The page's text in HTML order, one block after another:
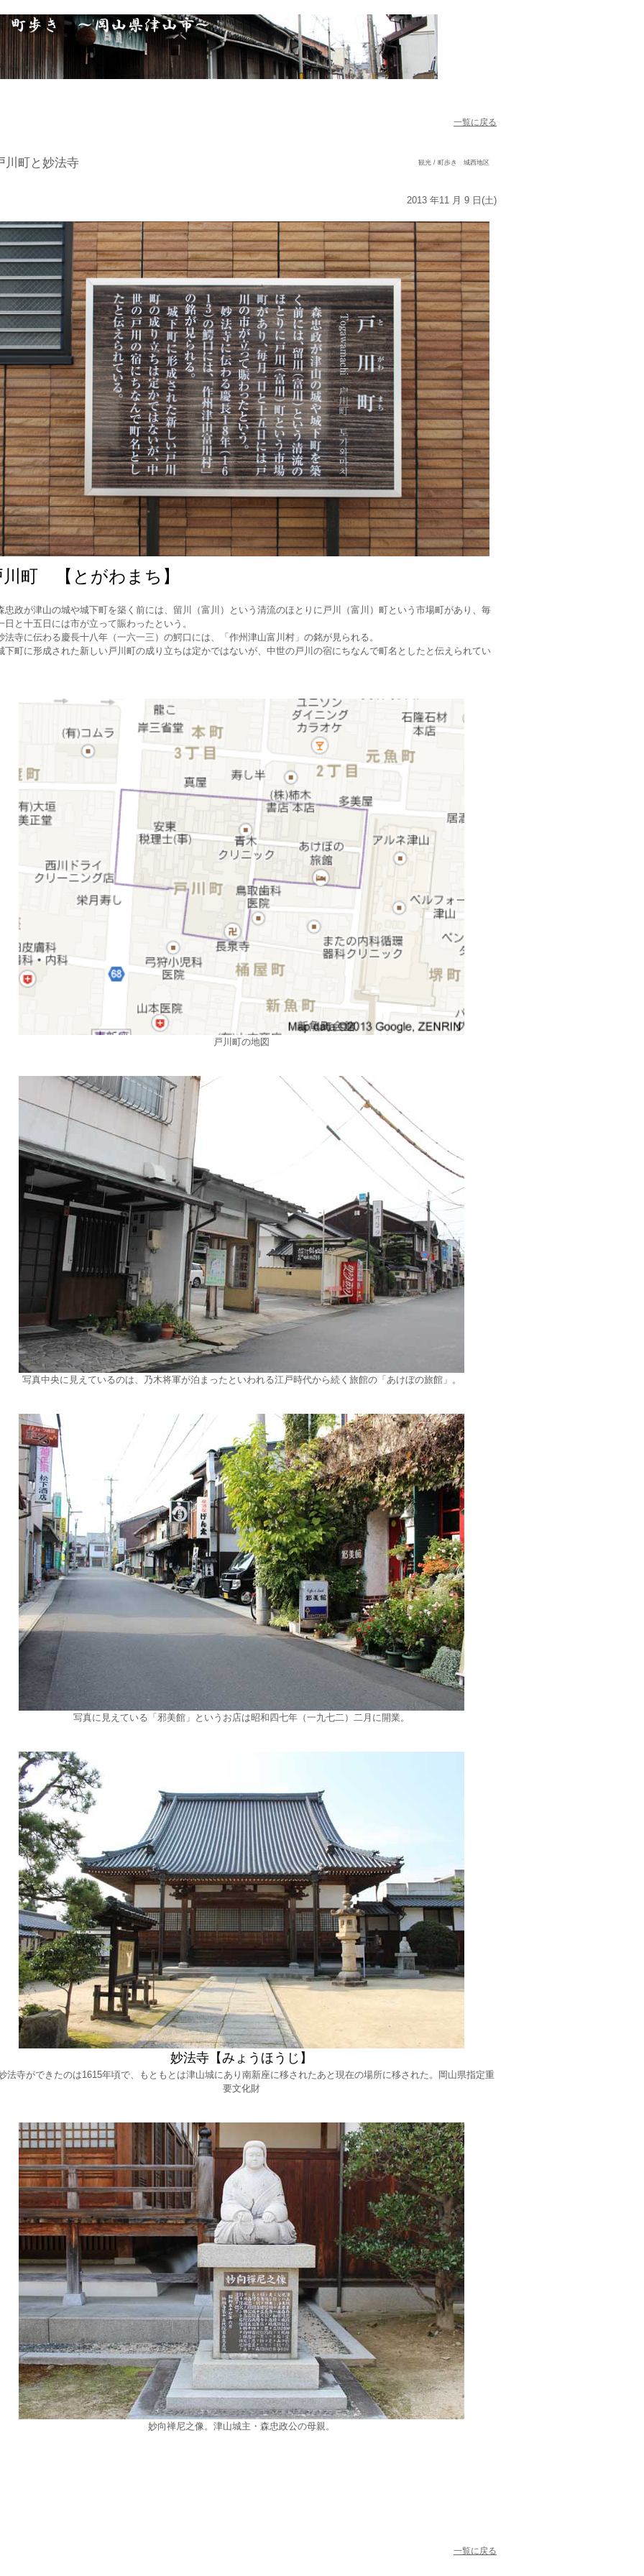
一覧に戻る
川町と妙法寺 観光 / 町歩き 城西地区
2013 年11 月 9 日(土)
川町 【とがわまち】
政が津山の城や城下町を築く前には、留川（富川）という清流のほとりに戸川（富川）町という市場町があり、毎
日と十五日には市が立って賑わったという。
寺に伝わる慶長十八年（一六一三）の鰐口には、「作州津山富川村」の銘が見られる。
町に形成された新しい戸川町の成り立ちは定かではないが、中世の戸川の宿にちなんで町名としたと伝えられてい
戸川町の地図
写真中央に見えているのは、乃木将軍が泊まったといわれる江戸時代から続く旅館の「あけぼの旅館」。
写真に見えている「邪美館」というお店は昭和四七年（一九七二）二月に開業。
妙法寺【みょうほうじ】
寺ができたのは1615年頃で、もともとは津山城にあり南新座に移されたあと現在の場所に移された。岡山県指定重
要文化財
妙向禅尼之像。津山城主・森忠政公の母親。
一覧に戻る